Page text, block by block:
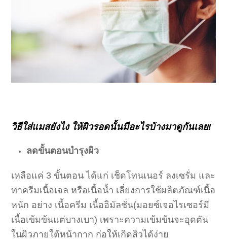
วิธีใส่แมสยังไง ให้ผิวรอดนั้นมีอะไรบ้างมาดูกันเลย!
ลดขั้นตอนบำรุงผิว
เหลือแค่ 3 ขั้นตอน ได้แก่ เช็ดโทนเนอร์ ลงเซรั่ม และ
ทาครีมเนื้อเจล หรือเนื้อน้ำ เลี่ยงการใช้ผลิตภัณฑ์เนื้อ
หนัก อย่าง เนื้อครีม เนื้ออิมัลชั่น(มอยซ์เจอไรเซอร์มี
เนื้อเข้มข้นแต่บางเบา) เพราะความเข้มข้นจะอุดตัน
ในผิวภายใต้หน้ากาก ก่อให้เกิดสิวได้ง่าย